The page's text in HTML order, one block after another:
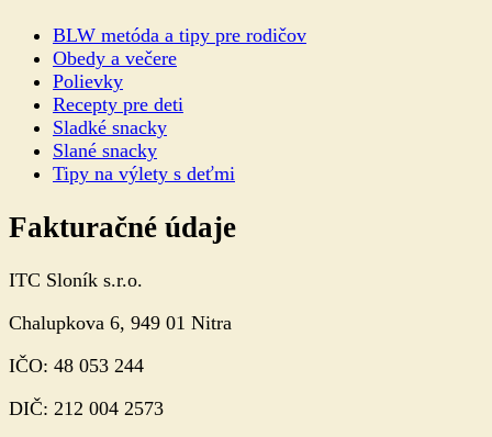
BLW metóda a tipy pre rodičov
Obedy a večere
Polievky
Recepty pre deti
Sladké snacky
Slané snacky
Tipy na výlety s deťmi
Fakturačné údaje
ITC Sloník s.r.o.
Chalupkova 6, 949 01 Nitra
IČO: 48 053 244
DIČ: 212 004 2573